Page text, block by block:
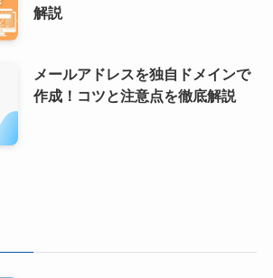
解説
メールアドレスを独自ドメインで
作成！コツと注意点を徹底解説